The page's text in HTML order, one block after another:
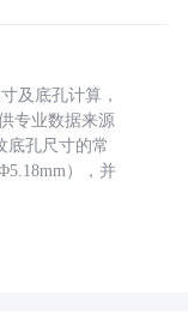
及底孔计算，
专业数据来源
底孔尺寸的常
），并